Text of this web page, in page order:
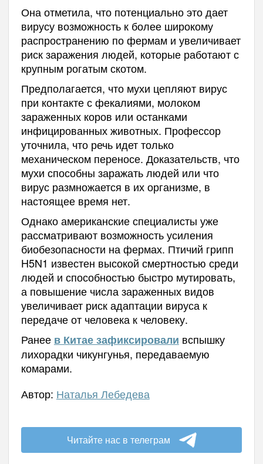
Она отметила, что потенциально это дает
вирусу возможность к более широкому
распространению по фермам и увеличивает
риск заражения людей, которые работают с
крупным рогатым скотом.
Предполагается, что мухи цепляют вирус
при контакте с фекалиями, молоком
зараженных коров или останками
инфицированных животных. Профессор
уточнила, что речь идет только
механическом переносе. Доказательств, что
мухи способны заражать людей или что
вирус размножается в их организме, в
настоящее время нет.
Однако американские специалисты уже
рассматривают возможность усиления
биобезопасности на фермах. Птичий грипп
H5N1 известен высокой смертностью среди
людей и способностью быстро мутировать,
а повышение числа зараженных видов
увеличивает риск адаптации вируса к
передаче от человека к человеку.
Ранее в Китае зафиксировали вспышку
лихорадки чикунгунья, передаваемую
комарами.
Автор: Наталья Лебедева
Читайте нас в телеграм